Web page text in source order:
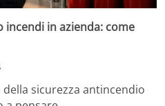
incendi in azienda: come
sicurezza antincendio